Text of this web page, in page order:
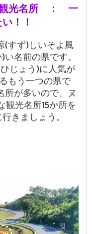
観光名所 ： 一
！！
(すず)しいそよ風
名前の県です。
じょう)に人気が
もう一つの県で
所が多いので、ヌ
観光名所15か所を
きましょう。